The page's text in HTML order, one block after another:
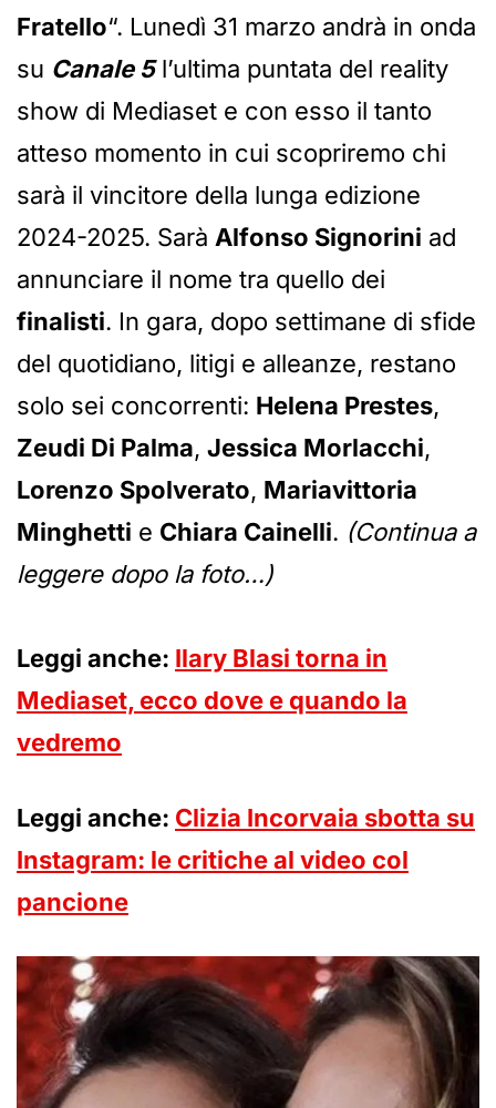
Fratello“. Lunedì 31 marzo andrà in onda
su Canale 5l’ultima puntata del reality
show di Mediaset e con esso il tanto
atteso momento in cui scopriremo chi
sarà il vincitore della lunga edizione
2024-2025. Sarà Alfonso Signorini ad
annunciare il nome tra quello dei
finalisti. In gara, dopo settimane di sfide
del quotidiano, litigi e alleanze, restano
solo sei concorrenti: Helena Prestes,
Zeudi Di Palma, Jessica Morlacchi,
Lorenzo Spolverato, Mariavittoria
Minghetti e Chiara Cainelli. (Continua a
leggere dopo la foto…)
Leggi anche: Ilary Blasi torna in
Mediaset, ecco dove e quando la
vedremo
Leggi anche: Clizia Incorvaia sbotta su
Instagram: le critiche al video col
pancione